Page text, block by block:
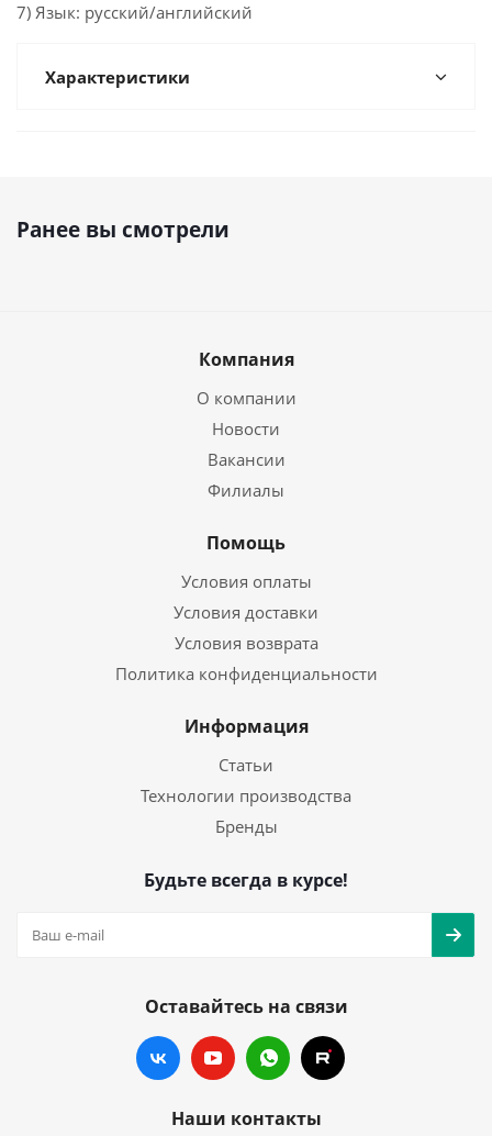
7) Язык: русский/английский
Характеристики
Ранее вы смотрели
Компания
О компании
Новости
Вакансии
Филиалы
Помощь
Условия оплаты
Условия доставки
Условия возврата
Политика конфиденциальности
Информация
Статьи
Технологии производства
Бренды
Будьте всегда в курсе!
Оставайтесь на связи
Наши контакты